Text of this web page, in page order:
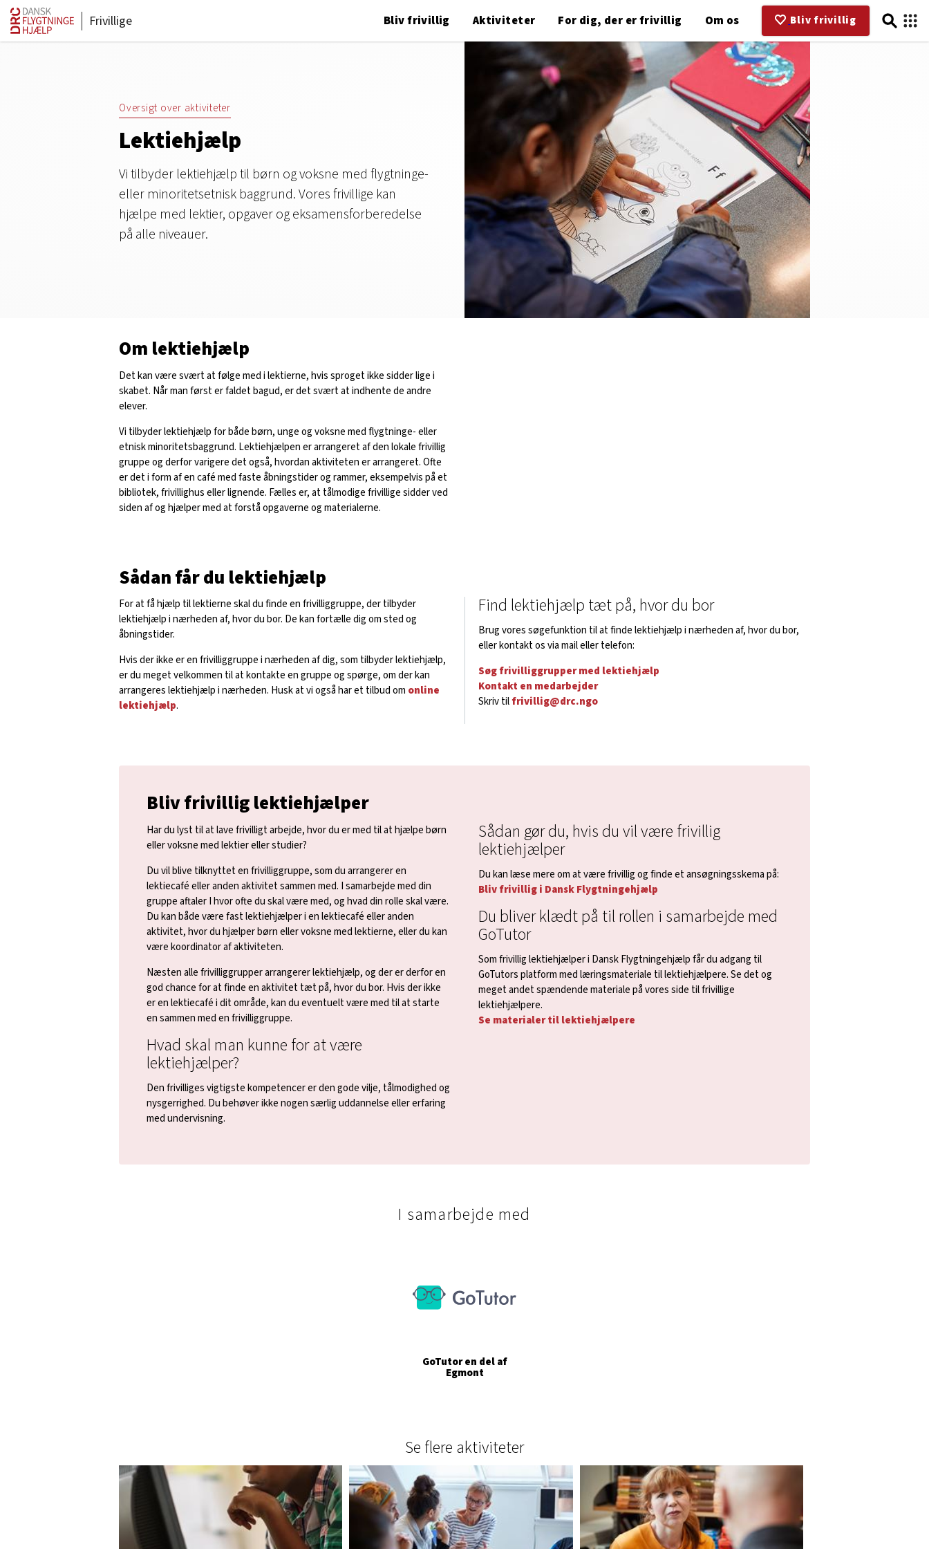
Frivillige Bliv frivillig Aktiviteter For dig, der er frivillig Om os Bliv frivillig
Oversigt over aktiviteter
Lektiehjælp
Vi tilbyder lektiehjælp til børn og voksne med flygtninge-
eller minoritetsetnisk baggrund. Vores frivillige kan
hjælpe med lektier, opgaver og eksamensforberedelse
på alle niveauer.
Om lektiehjælp
Det kan være svært at følge med i lektierne, hvis sproget ikke sidder lige i
skabet. Når man først er faldet bagud, er det svært at indhente de andre
elever.
Vi tilbyder lektiehjælp for både børn, unge og voksne med flygtninge- eller
etnisk minoritetsbaggrund. Lektiehjælpen er arrangeret af den lokale frivillig
gruppe og derfor varigere det også, hvordan aktiviteten er arrangeret. Ofte
er det i form af en café med faste åbningstider og rammer, eksempelvis på et
bibliotek, frivillighus eller lignende. Fælles er, at tålmodige frivillige sidder ved
siden af og hjælper med at forstå opgaverne og materialerne.
Sådan får du lektiehjælp
For at få hjælp til lektierne skal du finde en frivilliggruppe, der tilbyder
lektiehjælp i nærheden af, hvor du bor. De kan fortælle dig om sted og
åbningstider.
Hvis der ikke er en frivilliggruppe i nærheden af dig, som tilbyder lektiehjælp,
er du meget velkommen til at kontakte en gruppe og spørge, om der kan
arrangeres lektiehjælp i nærheden. Husk at vi også har et tilbud om online
lektiehjælp.
Find lektiehjælp tæt på, hvor du bor
Brug vores søgefunktion til at finde lektiehjælp i nærheden af, hvor du bor,
eller kontakt os via mail eller telefon:
Søg frivilliggrupper med lektiehjælp
Kontakt en medarbejder
Skriv tilfrivillig@drc.ngo
Bliv frivillig lektiehjælper
Har du lyst til at lave frivilligt arbejde, hvor du er med til at hjælpe børn
eller voksne med lektier eller studier?
Du vil blive tilknyttet en frivilliggruppe, som du arrangerer en
lektiecafé eller anden aktivitet sammen med. I samarbejde med din
gruppe aftaler I hvor ofte du skal være med, og hvad din rolle skal være.
Du kan både være fast lektiehjælper i en lektiecafé eller anden
aktivitet, hvor du hjælper børn eller voksne med lektierne, eller du kan
være koordinator af aktiviteten.
Næsten alle frivilliggrupper arrangerer lektiehjælp, og der er derfor en
god chance for at finde en aktivitet tæt på, hvor du bor. Hvis der ikke
er en lektiecafé i dit område, kan du eventuelt være med til at starte
en sammen med en frivilliggruppe.
Hvad skal man kunne for at være
lektiehjælper?
Den frivilliges vigtigste kompetencer er den gode vilje, tålmodighed og
nysgerrighed. Du behøver ikke nogen særlig uddannelse eller erfaring
med undervisning.
Sådan gør du, hvis du vil være frivillig
lektiehjælper
Du kan læse mere om at være frivillig og finde et ansøgningsskema på:
Bliv frivillig i Dansk Flygtningehjælp
Du bliver klædt på til rollen i samarbejde med
GoTutor
Som frivillig lektiehjælper i Dansk Flygtningehjælp får du adgang til
GoTutors platform med læringsmateriale til lektiehjælpere. Se det og
meget andet spændende materiale på vores side til frivillige
lektiehjælpere.
Se materialer til lektiehjælpere
I samarbejde med
GoTutor en del af
Egmont
Se flere aktiviteter